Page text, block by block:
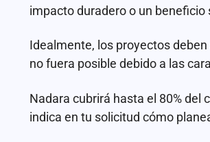
impacto duradero o un
Idealmente, los proyectos
no fuera posible debido a las
Nadara cubrirá hasta el 80% del
indica en tu solicitud cómo